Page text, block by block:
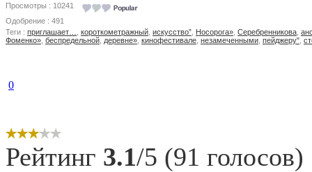
Просмотры : 10241
Одобрение : 491
Теги : приглашает… короткометражный искусство” Носорога» Серебренникова
Фоменко» беспредельной деревне» кинофестивале незамеченными пейджеру"
0
Рейтинг 3.1/5 (91 голосов)